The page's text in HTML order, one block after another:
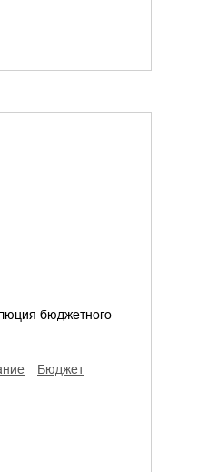
бюджетного
бюджет